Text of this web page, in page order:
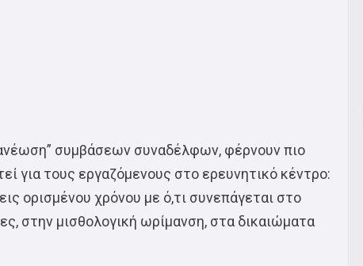
συμβάσεων συναδέλφων, φέρνουν πιο
για τους εργαζόμενους στο ερευνητικό κέντρο:
ορισμένου χρόνου με ό,τι συνεπάγεται στο
στην μισθολογική ωρίμανση, στα δικαιώματα